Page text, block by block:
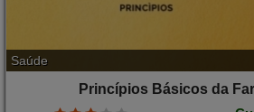
Saúde
Princípios Básicos da